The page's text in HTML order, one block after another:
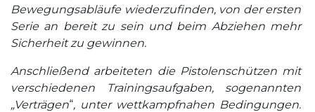
Bewegungsabläufe wiederzufinden, von der ersten
Serie an bereit zu sein und beim Abziehen mehr
Sicherheit zu gewinnen.
Anschließend arbeiteten die Pistolenschützen mit
verschiedenen Trainingsaufgaben, sogenannten
„Verträgen“, unter wettkampfnahen Bedingungen.